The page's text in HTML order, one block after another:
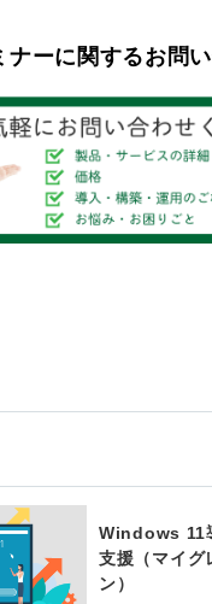
ナーに関するお問
Windows 11
支援（マイグ
ン）